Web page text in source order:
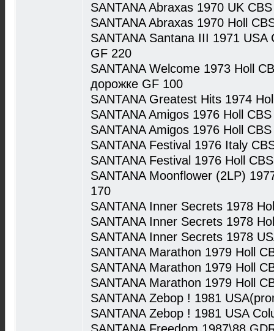
SANTANA Abraxas 1970 UK
SANTANA Abraxas 1970 Holl
SANTANA Santana III 1971
GF 220
SANTANA Welcome 1973 Holl
дорожке GF 100
SANTANA Greatest Hits 1974
SANTANA Amigos 1976 Holl
SANTANA Amigos 1976 Holl
SANTANA Festival 1976 Italy
SANTANA Festival 1976 Holl
SANTANA Moonflower (2LP)
170
SANTANA Inner Secrets 1978
SANTANA Inner Secrets 1978
SANTANA Inner Secrets 1978
SANTANA Marathon 1979 Holl
SANTANA Marathon 1979 Holl
SANTANA Marathon 1979 Holl
SANTANA Zebop ! 1981
SANTANA Zebop ! 1981 USA